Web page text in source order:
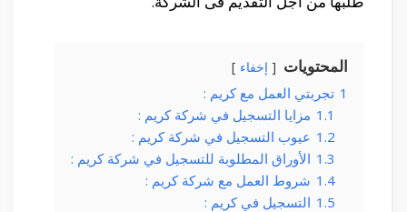
المحتويات إخفاء
1 تجربتي العمل مع كريم :
1.1 مزايا التسجيل في شركة كريم :
1.2 عيوب التسجيل في شركة كريم :
1.3 الأوراق المطلوبة للتسجيل في شركة كريم :
1.4 شروط العمل مع شركة كريم :
1.5 التسجيل في كريم :